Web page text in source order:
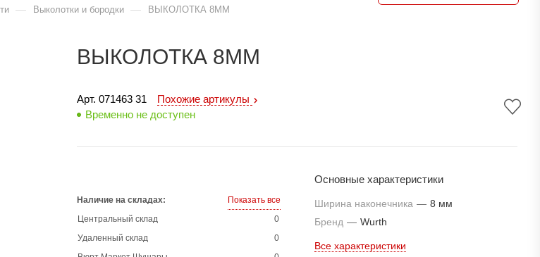
— Выколотки и бородки — ВЫКОЛОТКА 8ММ
ВЫКОЛОТКА 8ММ
Арт. 071463 31
Похожие артикулы
Временно не доступен
Наличие на складах:
Показать все
Центральный склад
0
Удаленный склад
0
Основные характеристики
Ширина наконечника — 8 мм
Бренд — Wurth
Все характеристики